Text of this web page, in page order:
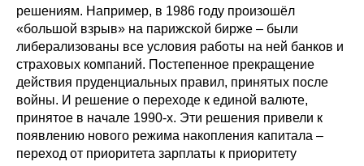
решениям. Например, в 1986 году произошёл
«большой взрыв» на парижской бирже – были
либерализованы все условия работы на ней банков и
страховых компаний. Постепенное прекращение
действия пруденциальных правил, принятых после
войны. И решение о переходе к единой валюте,
принятое в начале 1990-х. Эти решения привели к
появлению нового режима накопления капитала –
переход от приоритета зарплаты к приоритету